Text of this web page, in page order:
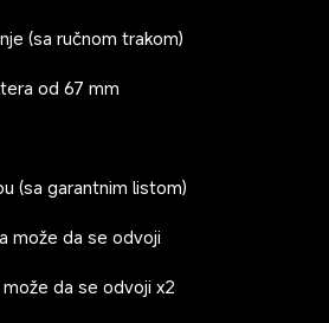
(sa ručnom trakom)
od 67 mm
(sa garantnim listom)
može da se odvoji
da se odvoji x2